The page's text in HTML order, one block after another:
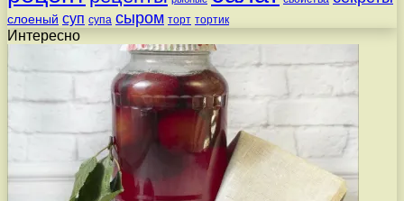
слоеный суп супа сыром торт тортик
Интересно